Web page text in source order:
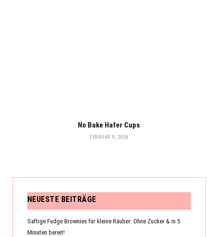
No Bake Hafer Cups
FEBRUAR 8, 2026
NEUESTE BEITRÄGE
Saftige Fudge Brownies für kleine Räuber: Ohne Zucker & in 5
Minuten bereit!